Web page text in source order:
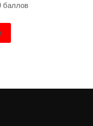
баллов